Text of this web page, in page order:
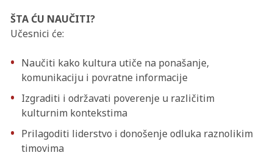
ŠTA ĆU NAUČITI?
Učesnici će:
Naučiti kako kultura utiče na ponašanje,
komunikaciju i povratne informacije
Izgraditi i održavati poverenje u različitim
kulturnim kontekstima
Prilagoditi liderstvo i donošenje odluka raznolikim
timovima